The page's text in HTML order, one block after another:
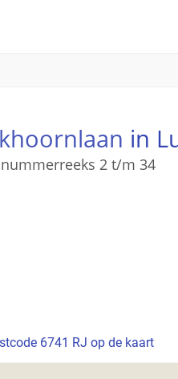
in
2 t/m 34
6741 RJ op de kaart